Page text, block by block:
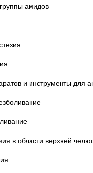
амидов
и инструменты для
в области верхней